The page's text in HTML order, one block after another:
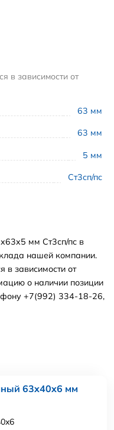
63 мм
63 мм
5 мм
Ст3сп/пс
в зависимости от
мм Ст3сп/пс в
нашей компании.
в зависимости от
о наличии позиции
+7(992) 334-18-26,
63x40x6 мм